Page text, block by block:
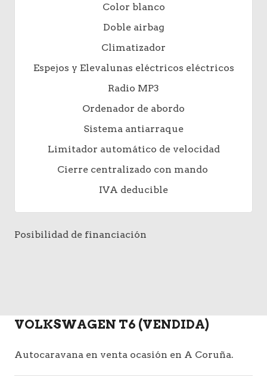
Color blanco
Doble airbag
Climatizador
Espejos y Elevalunas eléctricos eléctricos
Radio MP3
Ordenador de abordo
Sistema antiarraque
Limitador automático de velocidad
Cierre centralizado con mando
IVA deducible
Posibilidad de financiación
VOLKSWAGEN T6 (VENDIDA)
Autocaravana en venta ocasión en A Coruña.